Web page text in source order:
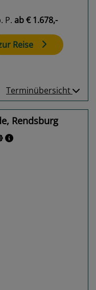
P. ab€ 1.678,-
Reise
Terminübersicht
Rendsburg